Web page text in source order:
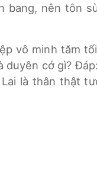
nên tôn
vô minh tăm
duyên cớ gì?
là thân thật